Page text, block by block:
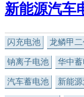
新能源汽车
闪充电池 龙鳞甲
钠离子电池 华中
汽车蓄电池 新能